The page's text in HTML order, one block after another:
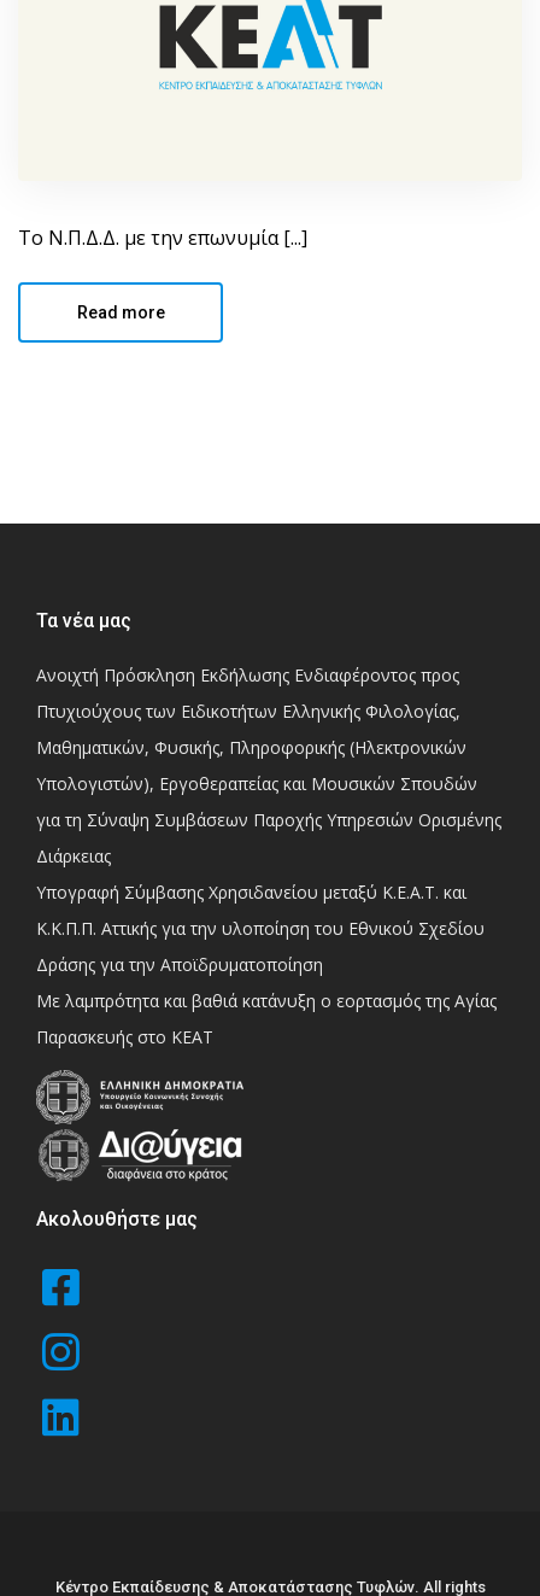
Το Ν.Π.Δ.Δ. με την επωνυμία [...]
Read more
Τα νέα μας
Ανοιχτή Πρόσκληση Εκδήλωσης Ενδιαφέροντος προς
Πτυχιούχους των Ειδικοτήτων Ελληνικής Φιλολογίας,
Μαθηματικών, Φυσικής, Πληροφορικής (Ηλεκτρονικών
Υπολογιστών), Εργοθεραπείας και Μουσικών Σπουδών
για τη Σύναψη Συμβάσεων Παροχής Υπηρεσιών Ορισμένης
Διάρκειας
Υπογραφή Σύμβασης Χρησιδανείου μεταξύ Κ.Ε.Α.Τ. και
Κ.Κ.Π.Π. Αττικής για την υλοποίηση του Εθνικού Σχεδίου
Δράσης για την Αποϊδρυματοποίηση
Με λαμπρότητα και βαθιά κατάνυξη ο εορτασμός της Αγίας
Παρασκευής στο ΚΕΑΤ
Ακολουθήστε μας
Κέντρο Εκπαίδευσης & Αποκατάστασης Τυφλών. All rights